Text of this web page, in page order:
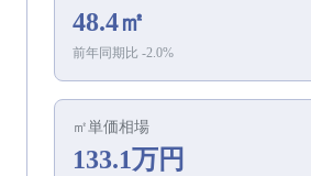
48.4㎡
前年同期比 -2.0%
㎡単価相場
133.1万円